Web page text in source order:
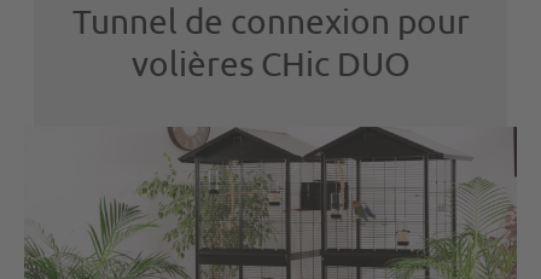
Tunnel de connexion pour
volières CHic DUO